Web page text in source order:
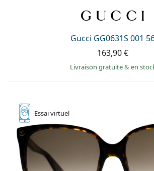
Gucci GG0631S 001
163,90 €
Livraison gratuite& en
Essaivirtuel